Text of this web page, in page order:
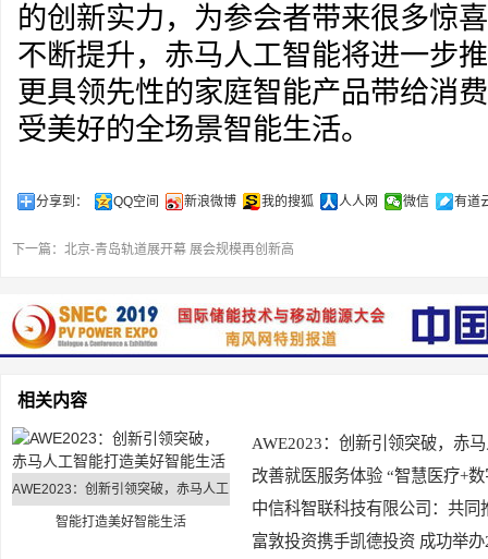
的创新实力，为参会者带来很多惊
不断提升，赤马人工智能将进一步
更具领先性的家庭智能产品带给消
受美好的全场景智能生活。
分享到： QQ空间 新浪微博 我的搜狐 人人网 微信 有道
下一篇： 北京-青岛轨道展开幕 展会规模再创新高
相关内容
AWE2023：创新引领突破，赤马人工
智能打造美好智能生活
AWE2023：创新引领突破，赤
改善就医服务体验 “智慧医疗+
中信科智联科技有限公司：共
富敦投资携手凯德投资 成功举办